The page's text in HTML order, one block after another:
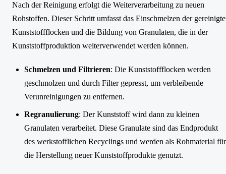
Nach der Reinigung erfolgt die Weiterverarbeitung zu neuen
Rohstoffen. Dieser Schritt umfasst das Einschmelzen der
Kunststoffflocken und die Bildung von Granulaten, die in der
Kunststoffproduktion weiterverwendet werden können.
Schmelzen und Filtrieren: Die Kunststoffflocken werden
geschmolzen und durch Filter gepresst, um verbleibende
Verunreinigungen zu entfernen.
Regranulierung: Der Kunststoff wird dann zu kleinen
Granulaten verarbeitet. Diese Granulate sind das Endprodukt
des werkstofflichen Recyclings und werden als Rohmaterial für
die Herstellung neuer Kunststoffprodukte genutzt.